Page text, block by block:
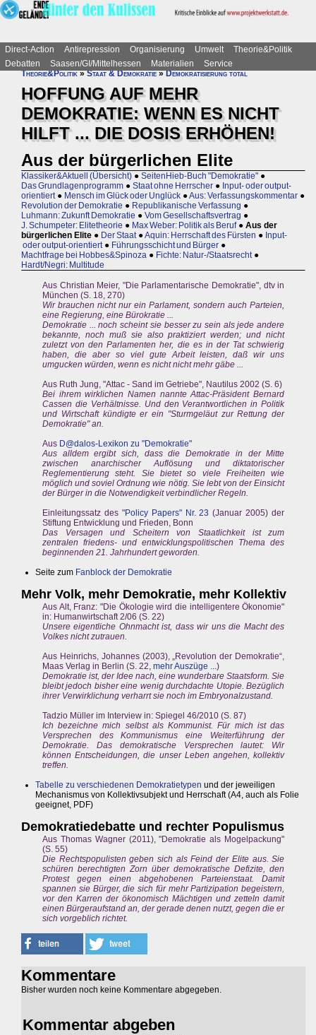
Direct-Action Antirepression Organisierung Umwelt
Theorie&Politik
Debatten
Saasen/GI/Mittelhessen Materialien
Service
Theorie&Politik»Staat & Demokratie»Demokratisierung total
HOFFUNG AUF MEHR
DEMOKRATIE: WENN ES NICHT
HILFT ... DIE DOSIS ERHÖHEN!
Aus der bürgerlichen Elite
Klassiker&Aktuell (Übersicht) ● SeitenHieb-Buch "Demokratie" ●
Das Grundlagenprogramm ● Staat ohne Herrscher ● Input- oder output-
orientiert ● Mensch im Glück oder Unglück ●Aus: Verfassungskommentar ●
Revolution der Demokratie ● Republikanische Verfassung ●
Luhmann: Zukunft Demokratie ● Vom Gesellschaftsvertrag ●
J. Schumpeter: Elitetheorie ● Max Weber: Politik als Beruf ● Aus der
bürgerlichen Elite ● Der Staat ●Aquin: Herrschaft des Fürsten ● Input-
oder output-orientiert ● Führungsschicht und Bürger ●
Machtfrage bei Hobbes&Spinoza ● Fichte: Natur-/Staatsrecht ●
Hardt/Negri: Multitude
Aus Christian Meier, "Die Parlamentarische Demokratie", dtv in
München (S. 18, 270)
Wir brauchen nicht nur ein Parlament, sondern auch Parteien,
eine Regierung, eine Bürokratie ...
Demokratie ... noch scheint sie besser zu sein als jede andere
bekannte, noch muß sie also praktiziert werden; und nicht
zuletzt von den Parlamenten her, die es in der Tat schwierig
haben, die aber so viel gute Arbeit leisten, daß wir uns
umgucken würden, wenn es nicht nicht mehr gäbe ...
Aus Ruth Jung, "Attac - Sand im Getriebe", Nautilus 2002 (S. 6)
Bei ihrem wirklichen Namen nannte Attac-Präsident Bernard
Cassen die Verhältnisse. Und den Verantwortlichen in Politik
und Wirtschaft kündigte er ein "Sturmgeläut zur Rettung der
Demokratie" an.
Aus D@dalos-Lexikon zu "Demokratie"
Aus alldem ergibt sich, dass die Demokratie in der Mitte
zwischen anarchischer Auflösung und diktatorischer
Reglementierung steht. Sie bietet so viele Freiheiten wie
möglich und soviel Ordnung wie nötig. Sie lebt von der Einsicht
der Bürger in die Notwendigkeit verbindlicher Regeln.
Einleitungssatz des "Policy Papers" Nr. 23 (Januar 2005) der
Stiftung Entwicklung und Frieden, Bonn
Das Versagen und Scheitern von Staatlichkeit ist zum
zentralen friedens- und entwicklungspolitischen Thema des
beginnenden 21. Jahrhundert geworden.
Seite zum Fanblock der Demokratie
Mehr Volk, mehr Demokratie, mehr Kollektiv
Aus Alt, Franz: "Die Ökologie wird die intelligentere Ökonomie"
in: Humanwirtschaft 2/06 (S. 22)
Unsere eigentliche Ohnmacht ist, dass wir uns die Macht des
Volkes nicht zutrauen.
Aus Heinrichs, Johannes (2003), „Revolution der Demokratie“,
Maas Verlag in Berlin (S. 22, mehr Auszüge ...)
Demokratie ist, der Idee nach, eine wunderbare Staatsform. Sie
bleibt jedoch bisher eine wenig durchdachte Utopie. Bezüglich
ihrer Verwirklichung verharrt sie noch im Embryonalzustand.
Tadzio Müller im Interview in: Spiegel 46/2010 (S. 87)
Ich bezeichne mich selbst als Kommunist. Für mich ist das
Versprechen des Kommunismus eine Weiterführung der
Demokratie. Das demokratische Versprechen lautet: Wir
können Entscheidungen, die unser Leben angehen, kollektiv
treffen.
Tabelle zu verschiedenen Demokratietypen und der jeweiligen
Mechanismus von Kollektivsubjekt und Herrschaft (A4, auch als Folie
geeignet, PDF)
Demokratiedebatte und rechter Populismus
Aus Thomas Wagner (2011), "Demokratie als Mogelpackung"
(S. 55)
Die Rechtspopulisten geben sich als Feind der Elite aus. Sie
schüren berechtigten Zorn über demokratische Defizite, den
Protest gegen einen abgehobenen Parteienstaat. Damit
spannen sie Bürger, die sich für mehr Partizipation begeistern,
vor den Karren der ökonomisch Mächtigen und zetteln damit
einen Bürgeraufstand an, der gerade denen nutzt, gegen die er
sich vorgeblich richtet.
Kommentare
Bisher wurden noch keine Kommentare abgegeben.
Kommentar abgeben